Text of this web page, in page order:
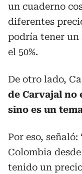
un cuaderno
diferentes
podría tener un
el 50%.
De otro lado,
de Carvajal no
sino es un
Por eso,
Colombia
tenido un